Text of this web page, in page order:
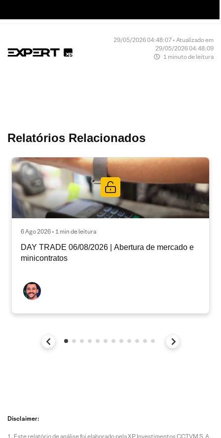
29/05/2026 04:48:07 • Atualizado em
29/05/2026 04:48:09
1 minuto de leitura
Relatórios Relacionados
6 Ago 2026 • 1 min de leitura
DAY TRADE 06/08/2026 | Abertura de mercado e
minicontratos
Disclaimer:
Este relatório de análise foi elaborado pela XP Investimentos CCTVM S.A.